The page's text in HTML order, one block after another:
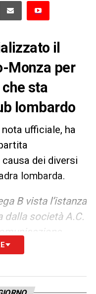
il
Monza per
che sta
lombardo
ufficiale, ha
causa dei diversi
lombarda.
B vista l’istanza
dalla società A.C.
Salute (ATS)
di